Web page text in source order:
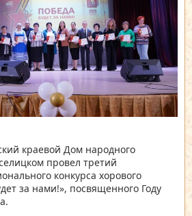
краевой Дом народного
провел третий
конкурса хорового
за нами!», посвященного Году